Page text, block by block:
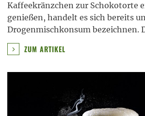
Kaffeekränzchen zur Schokotorte
genießen, handelt es sich bereits
Drogenmischkonsum bezeichnen.
ZUM ARTIKEL